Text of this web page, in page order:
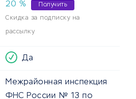
20 % Получить
Скидка за подписку на
рассылку
Да
Межрайонная инспекция
ФНС России № 13 по